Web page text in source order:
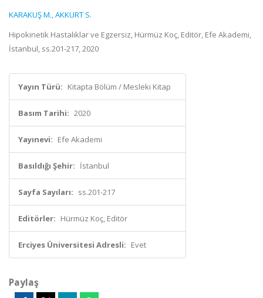
KARAKUŞ M.,AKKURT S.
Hipokinetik Hastalıklar ve Egzersiz, Hürmüz Koç, Editör, Efe Akademi,
İstanbul, ss.201-217, 2020
Yayın Türü: Kitapta Bölüm / Mesleki Kitap
Basım Tarihi: 2020
Yayınevi: Efe Akademi
Basıldığı Şehir: İstanbul
Sayfa Sayıları: ss.201-217
Editörler: Hürmüz Koç, Editör
Erciyes Üniversitesi Adresli: Evet
Paylaş